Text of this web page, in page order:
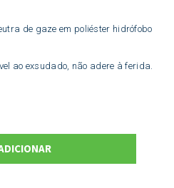
de gaze em poliéster hidrófobo
ao exsudado, não adere à ferida.